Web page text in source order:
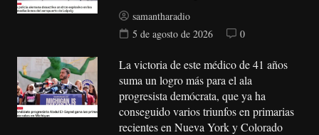
samantharadio
5 de agosto de 2026
0
La victoria de este médico de 41 años
suma un logro más para el ala
progresista demócrata, que ya ha
conseguido varios triunfos en primarias
recientes en Nueva York y Colorado